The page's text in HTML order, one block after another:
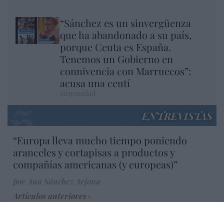
“Sánchez es un sinvergüenza
que ha abandonado a su país,
porque Ceuta es España.
Tenemos un Gobierno en
connivencia con Marruecos”:
acusa una ceutí
ENTREVISTAS
“Europa lleva mucho tiempo poniendo
aranceles y cortapisas a productos y
compañías americanas (y europeas)”
Artículos anteriores